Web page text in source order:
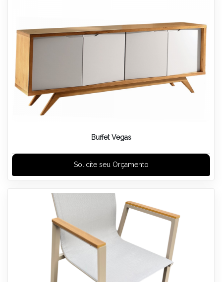
Buffet Vegas
Solicite seu Orçamento